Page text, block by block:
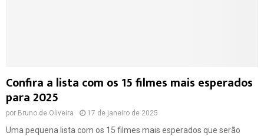
Confira a lista com os 15 filmes mais esperados
para 2025
por Bruno de Oliveira 17 de janeiro de 2025
Uma pequena lista com os 15 filmes mais esperados que serão